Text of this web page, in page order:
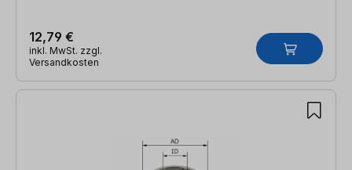
12,79 €
inkl. MwSt. zzgl.
Versandkosten